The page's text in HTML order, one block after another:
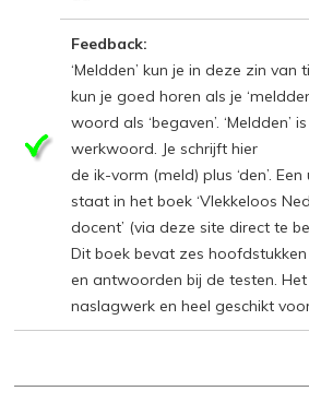
Feedback:
‘Meldden’ kun je in deze zin van
kun je goed horen als je
woord als ‘begaven’. ‘Meldden’
werkwoord. Je schrijft hier
de ik-vorm (meld) plus ‘den’.
staat in het boek ‘Vlekkeloos
docent’ (via deze site direct te
Dit boek bevat zes
en antwoorden bij de testen.
naslagwerk en heel geschikt